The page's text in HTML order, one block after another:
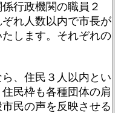
行政機関の職員２
れ人数以内で市長が
します。それぞれの
、住民３人以内とい
民枠も各種団体の肩
民の声を反映させる